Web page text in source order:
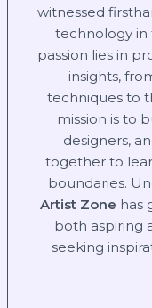
witnessed
technology in
passion lies in
insights,
techniques to
mission is to
designers,
together to
boundaries.
Artist Zone has
both aspiring
seeking